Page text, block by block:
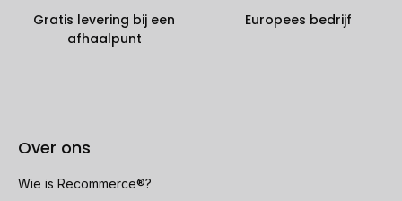
Gratis levering bij een
afhaalpunt
Europees bedrijf
Over ons
Wie is Recommerce®?